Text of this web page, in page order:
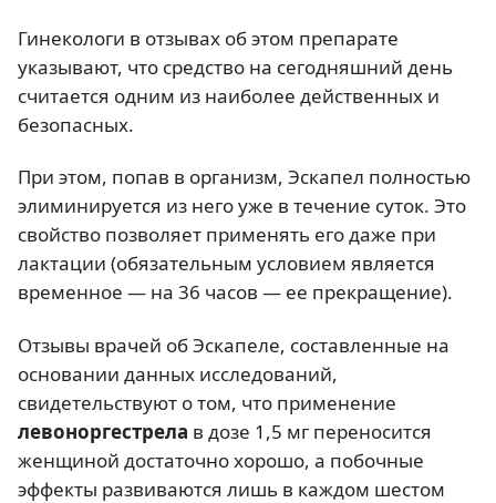
Гинекологи в отзывах об этом препарате
указывают, что средство на сегодняшний день
считается одним из наиболее действенных и
безопасных.
При этом, попав в организм, Эскапел полностью
элиминируется из него уже в течение суток. Это
свойство позволяет применять его даже при
лактации (обязательным условием является
временное — на 36 часов — ее прекращение).
Отзывы врачей об Эскапеле, составленные на
основании данных исследований,
свидетельствуют о том, что применение
левоноргестрела в дозе 1,5 мг переносится
женщиной достаточно хорошо, а побочные
эффекты развиваются лишь в каждом шестом